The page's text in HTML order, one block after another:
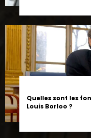
Louis Borloo ?